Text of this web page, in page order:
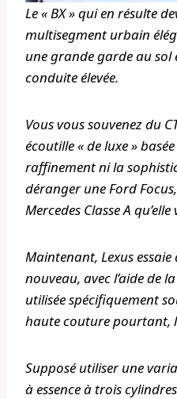
Le « BX » qui en résulte
multisegment urbain
une grande garde au sol
conduite élevée.
Vous vous souvenez du
écoutille « de luxe »
raffinement ni la
déranger une Ford
Mercedes Classe A qu’elle
Maintenant, Lexus essaie
nouveau, avec l’aide de
utilisée spécifiquement
haute couture pourtant,
Supposé utiliser une
à essence à trois